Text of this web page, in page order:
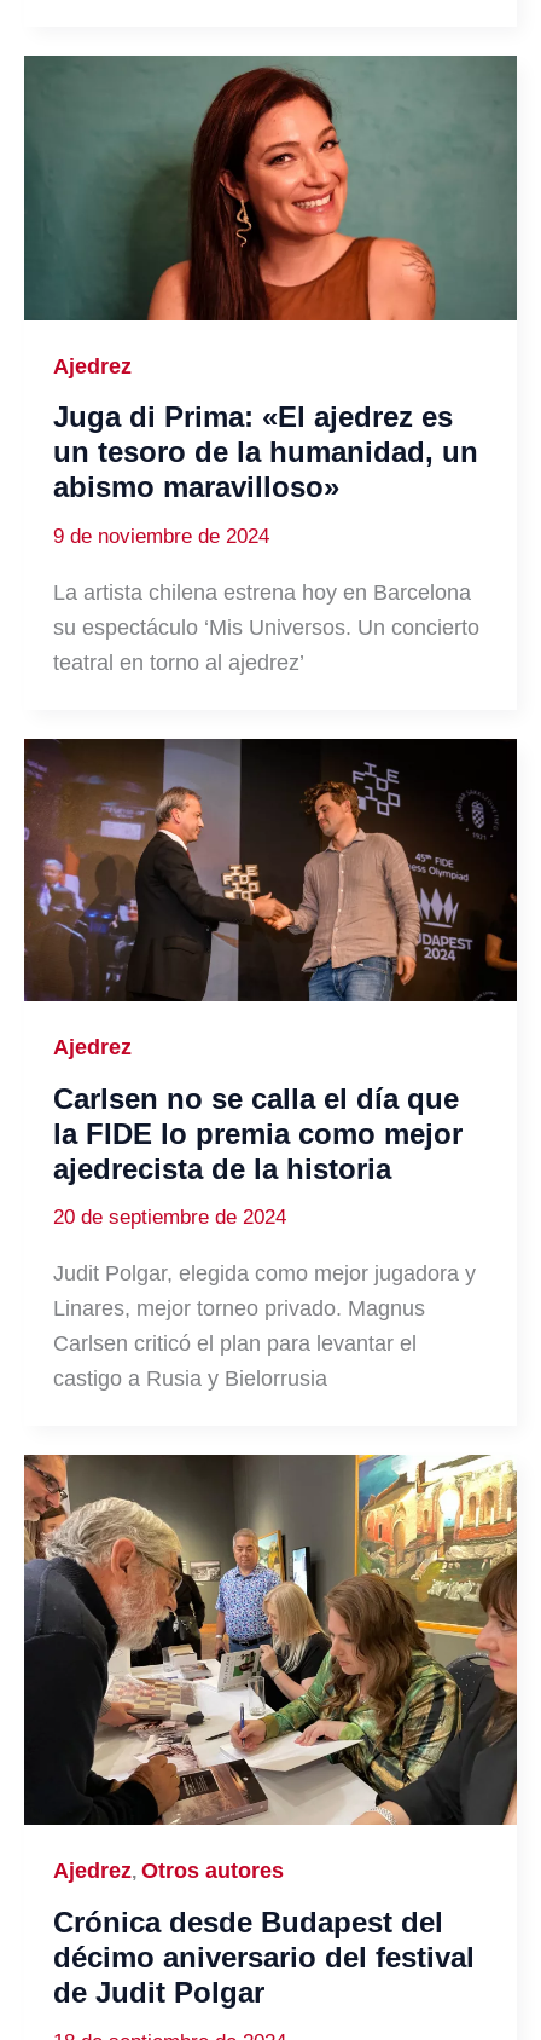
Ajedrez
Juga di Prima: «El ajedrez es
un tesoro de la humanidad, un
abismo maravilloso»
9 de noviembre de 2024
La artista chilena estrena hoy en Barcelona
su espectáculo ‘Mis Universos. Un concierto
teatral en torno al ajedrez’
Ajedrez
Carlsen no se calla el día que
la FIDE lo premia como mejor
ajedrecista de la historia
20 de septiembre de 2024
Judit Polgar, elegida como mejor jugadora y
Linares, mejor torneo privado. Magnus
Carlsen criticó el plan para levantar el
castigo a Rusia y Bielorrusia
Ajedrez, Otros autores
Crónica desde Budapest del
décimo aniversario del festival
de Judit Polgar